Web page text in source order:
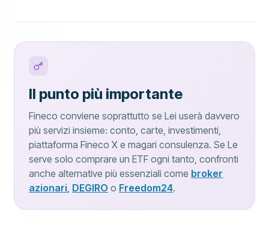
Il punto più importante
Fineco conviene soprattutto se Lei userà davvero
più servizi insieme: conto, carte, investimenti,
piattaforma Fineco X e magari consulenza. Se Le
serve solo comprare un ETF ogni tanto, confronti
anche alternative più essenziali come broker
azionari, DEGIRO o Freedom24.